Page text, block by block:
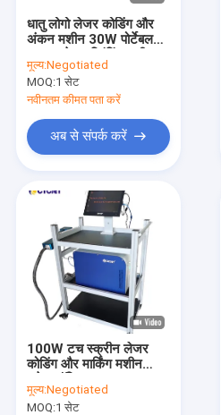
धातु लोगो लेजर कोडिंग और
अंकन मशीन 30W पोर्टेबल
मूल्य:Negotiated
MOQ:1 सेट
नवीनतम कीमत पता करें
अब से संपर्क करें
100W टच स्क्रीन लेजर
कोडिंग और मार्किंग मशीन
फाइबर लेजर एनग्रेवर
मूल्य:Negotiated
MOQ:1 सेट